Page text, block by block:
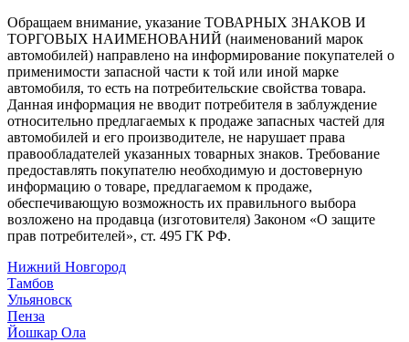
Обращаем внимание, указание ТОВАРНЫХ ЗНАКОВ И
ТОРГОВЫХ НАИМЕНОВАНИЙ (наименований марок
автомобилей) направлено на информирование покупателей о
применимости запасной части к той или иной марке
автомобиля, то есть на потребительские свойства товара.
Данная информация не вводит потребителя в заблуждение
относительно предлагаемых к продаже запасных частей для
автомобилей и его производителе, не нарушает права
правообладателей указанных товарных знаков. Требование
предоставлять покупателю необходимую и достоверную
информацию о товаре, предлагаемом к продаже,
обеспечивающую возможность их правильного выбора
возложено на продавца (изготовителя) Законом «О защите
прав потребителей», ст. 495 ГК РФ.
Нижний Новгород
Тамбов
Ульяновск
Пенза
Йошкар Ола